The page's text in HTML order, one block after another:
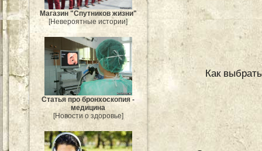
Магазин "Спутников жизни"
[Невероятные истории]
Статья про бронхоскопия -
медицина
[Новости о здоровье]
Как